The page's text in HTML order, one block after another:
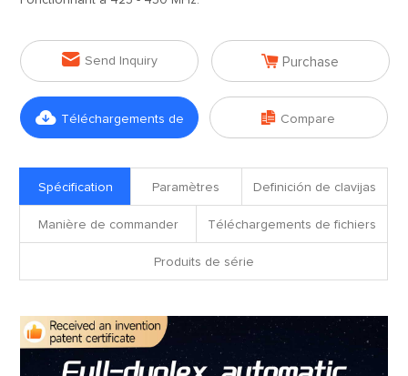
 Send Inquiry  Purchase
 Téléchargements de  Compare
Spécification Paramètres Definición de clavijas
Manière de commander Téléchargements de fichiers
Produits de série